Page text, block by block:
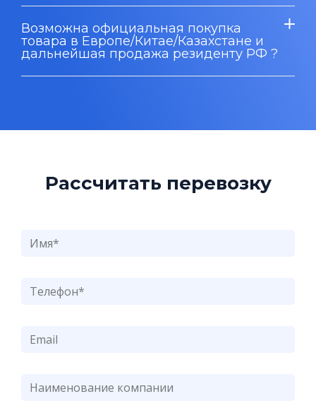
Возможна официальная покупка
товара в Европе/Китае/Казахстане и
дальнейшая продажа резиденту РФ ?
Рассчитать перевозку